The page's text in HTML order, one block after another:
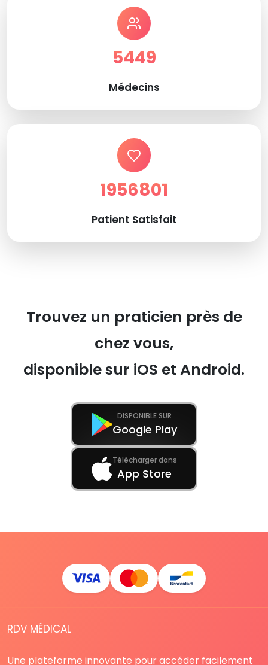
5449
Médecins
1956801
Patient Satisfait
Trouvez un praticien près de
chez vous,
disponible sur iOS et Android.
DISPONIBLE SUR
Google Play
Télécharger dans
App Store
RDV MÉDICAL
Une plateforme innovante pour accéder facilement